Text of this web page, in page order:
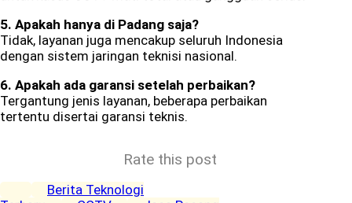
5. Apakah hanya di Padang saja?
Tidak, layanan juga mencakup seluruh Indonesia
dengan sistem jaringan teknisi nasional.
6. Apakah ada garansi setelah perbaikan?
Tergantung jenis layanan, beberapa perbaikan
tertentu disertai garansi teknis.
Rate this post
Berita Teknologi